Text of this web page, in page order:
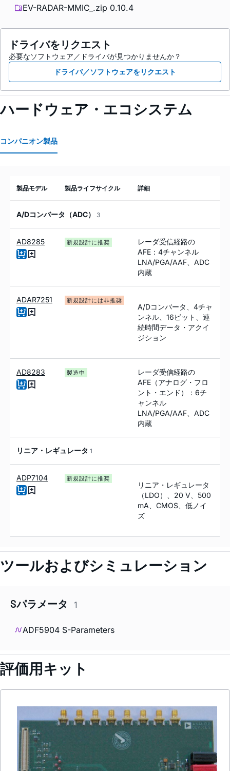
EV-RADAR-MMIC_.zip 0.10.4
ドライバをリクエスト
必要なソフトウェア／ドライバが見つかりませんか？
ドライバ／ソフトウェアをリクエスト
ハードウェア・エコシステム
コンパニオン製品
製品モデル 製品ライフサイクル 詳細
A/Dコンバータ（ADC） 3
AD8285 新規設計に推奨
レーダ受信経路の
AFE：4チャンネル
LNA/PGA/AAF、ADC
内蔵
ADAR7251 新規設計には非推奨
A/Dコンバータ、4チャ
ンネル、16ビット、連
続時間データ・アクイ
ジション
AD8283 製造中
レーダ受信経路の
AFE（アナログ・フロ
ント・エンド）：6チ
ャンネル
LNA/PGA/AAF、ADC
内蔵
リニア・レギュレータ 1
ADP7104 新規設計に推奨
リニア・レギュレータ
（LDO）、20 V、500
mA、CMOS、低ノイ
ズ
ツールおよびシミュレーション
Sパラメータ 1
ADF5904 S-Parameters
評価用キット